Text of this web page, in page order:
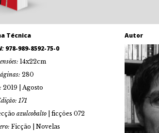
Técnica
978-989-8592-75-0
14x22cm
280
2019 | Agosto
171
azulcobalto| ficções 072
Ficção | Novelas
Autor